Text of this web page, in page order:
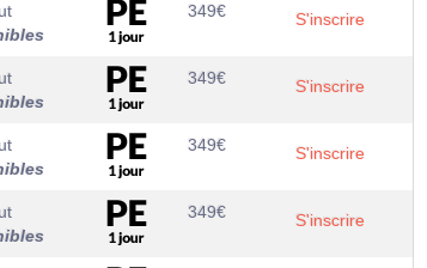
349€ S'inscrire
349€ S'inscrire
349€ S'inscrire
349€ S'inscrire